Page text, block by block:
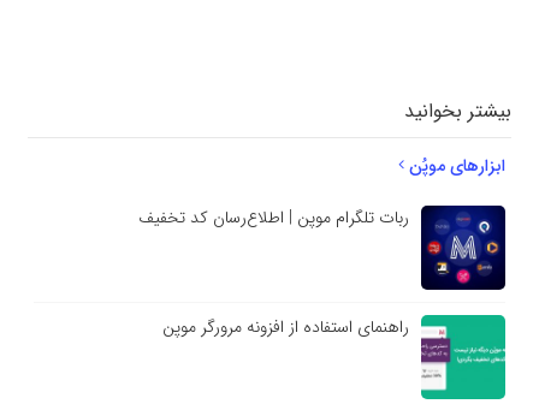
بیشتر بخوانید
ابزارهای موپُن
ربات تلگرام موپن | اطلاع‌رسان کد تخفیف
راهنمای استفاده از افزونه مرورگر موپن